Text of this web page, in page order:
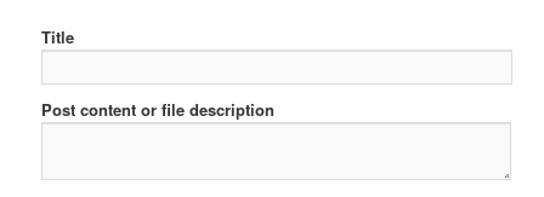
Title
Post content or file description